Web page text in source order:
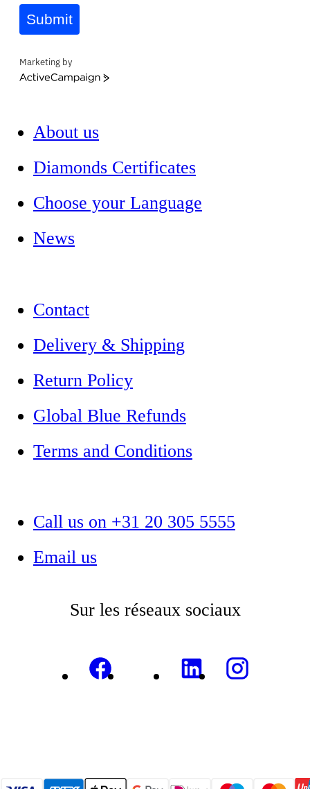
Submit
Marketing by
ActiveCampaign
About us
Diamonds Certificates
Choose your Language
News
Contact
Delivery & Shipping
Return Policy
Global Blue Refunds
Terms and Conditions
Call us on +31 20 305 5555
Email us
Sur les réseaux sociaux